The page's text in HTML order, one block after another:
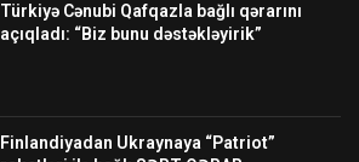
Türkiyə Cənubi Qafqazla bağlı qərarını
açıqladı: “Biz bunu dəstəkləyirik”
Finlandiyadan Ukraynaya “Patriot”